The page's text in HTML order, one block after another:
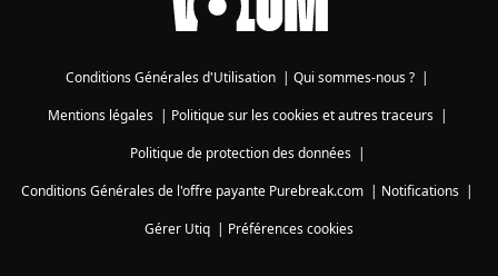
Conditions Générales d'Utilisation | Qui sommes-nous ? |
Mentions légales| Politique sur les cookies et autres traceurs|
Politique de protection des données|
Conditions Générales de l'offre payante Purebreak.com | Notifications |
Gérer Utiq | Préférences cookies